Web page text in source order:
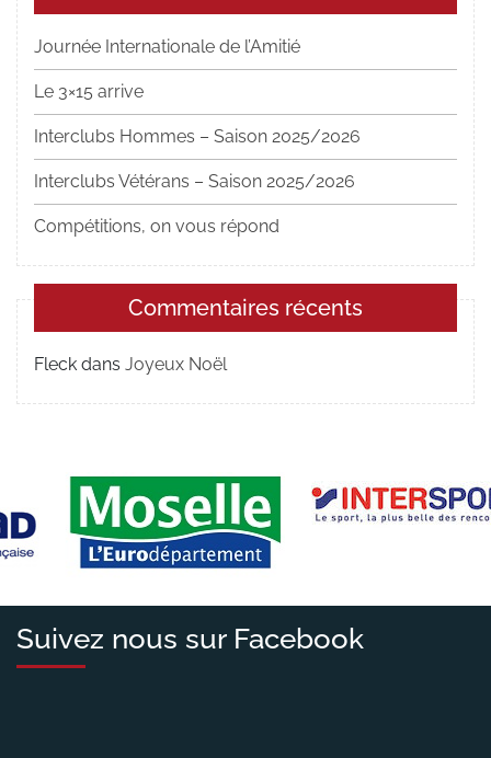
pour…
Journée Internationale de l’Amitié
Le 3×15 arrive
Interclubs Hommes – Saison 2025/2026
Interclubs Vétérans – Saison 2025/2026
Compétitions, on vous répond
Commentaires récents
Fleck dans Joyeux Noël
Suivez nous sur Facebook